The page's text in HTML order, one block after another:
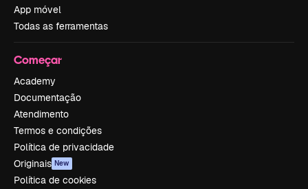
App móvel
Todas as ferramentas
Começar
Academy
Documentação
Atendimento
Termos e condições
Política de privacidade
Originais New
Política de cookies